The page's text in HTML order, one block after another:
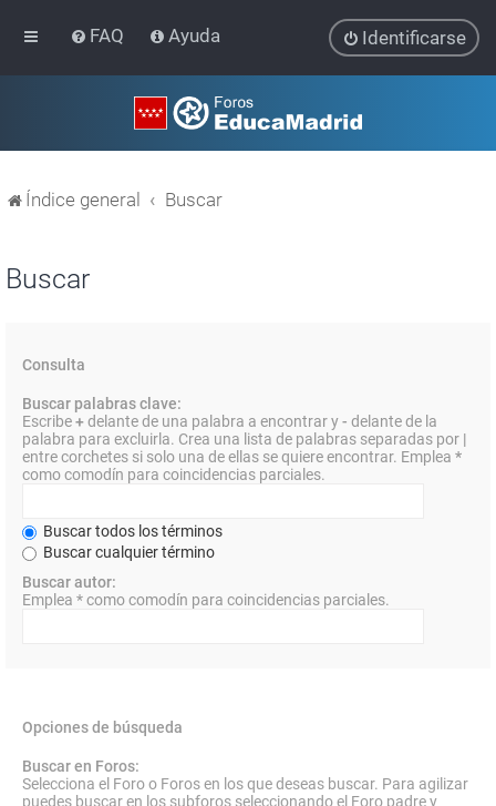
FAQ Ayuda Identificarse
Índice general Buscar
Buscar
Consulta
Buscar palabras clave:
Escribe+delante de una palabra a encontrar y- delante de la
palabra para excluirla. Crea una lista de palabras separadas por |
entre corchetes si solo una de ellas se quiere encontrar. Emplea *
como comodín para coincidencias parciales.
Buscar todos los términos
Buscar cualquier término
Buscar autor:
Emplea * como comodín para coincidencias parciales.
Opciones de búsqueda
Buscar en Foros:
Selecciona el Foro o Foros en los que deseas buscar. Para agilizar
puedes buscar en los subforos seleccionando el Foro padre y